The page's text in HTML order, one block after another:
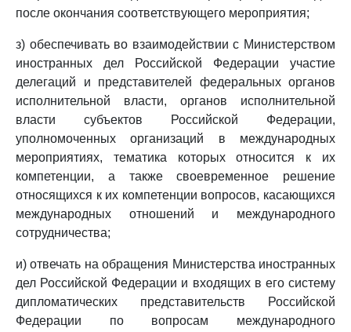
после окончания соответствующего мероприятия;
з) обеспечивать во взаимодействии с Министерством
иностранных дел Российской Федерации участие
делегаций и представителей федеральных органов
исполнительной власти, органов исполнительной
власти субъектов Российской Федерации,
уполномоченных организаций в международных
мероприятиях, тематика которых относится к их
компетенции, а также своевременное решение
относящихся к их компетенции вопросов, касающихся
международных отношений и международного
сотрудничества;
и) отвечать на обращения Министерства иностранных
дел Российской Федерации и входящих в его систему
дипломатических представительств Российской
Федерации по вопросам международного